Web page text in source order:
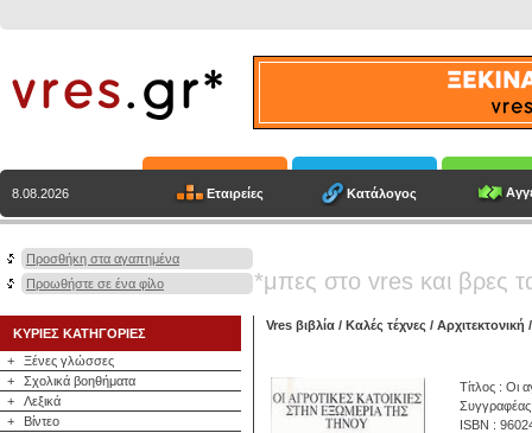
8.08.2026 Εταιρείες Κατάλογος
Προσθήκη στα αγαπημένα
Προωθήστε σε ένα φίλο
*μπες στο vres και βρες
ΚΥΡΙΕΣ ΚΑΤΗΓΟΡΙΕΣ
+
Ξένες γλώσσες
+
Σχολικά βοηθήματα
+
Λεξικά
+
Βίντεο
Vres βιβλία / Καλές τέχνες / Αρχιτεκτονική
Τίτλος : Οι
ISBN :